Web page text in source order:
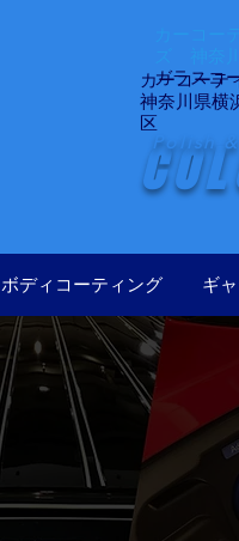
ガラスコ
カーコー
神奈川県
区
Polish
ボディコーティング ギ